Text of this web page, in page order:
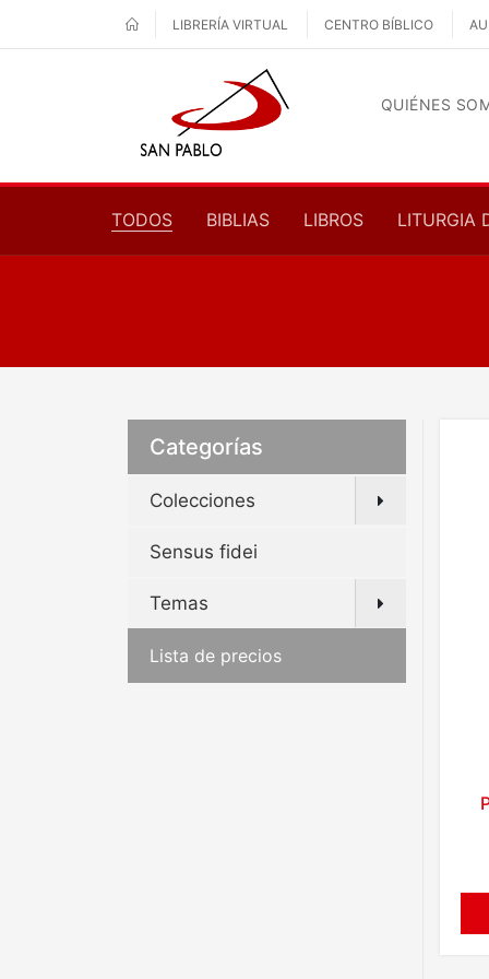
LIBRERÍA VIRTUAL CENTRO BÍBLICO
QUIÉNES
TODOS BIBLIAS LIBROS LITURGIA
Categorías
Colecciones
Sensus fidei
Temas
Lista de precios